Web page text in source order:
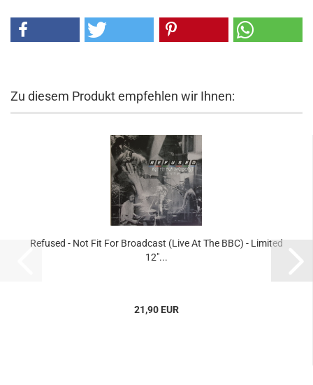
Zu diesem Produkt empfehlen wir Ihnen:
Refused - Not Fit For Broadcast (Live At The BBC) - Limited
12"...
21,90 EUR